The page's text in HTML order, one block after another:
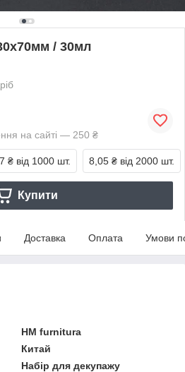
/ 30мл
на сайті — 250 ₴
₴ від 1000 шт. 8,05 ₴ від 2000 шт.
Купити
Доставка Оплата Умови
HM furnitura
Китай
Набір для декупажу